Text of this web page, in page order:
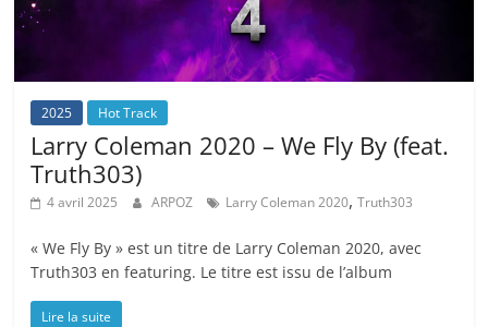
2025 Hot Track
Larry Coleman 2020 – We Fly By (feat.
Truth303)
4 avril 2025 ARPOZ Larry Coleman 2020,Truth303
« We Fly By » est un titre de Larry Coleman 2020, avec
Truth303 en featuring. Le titre est issu de l’album
Lire la suite